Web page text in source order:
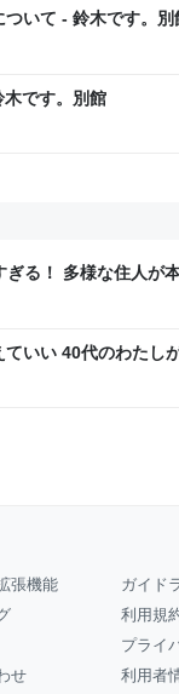
ついて - 鈴木です。別
です。別館
る！ 多様な住人が
価値向上”戦略 東京・
いい 40代のわたし
ム
張機能
せ
ガイド
利用規
プライ
利用者